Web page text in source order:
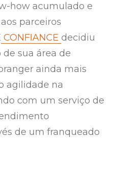
how acumulado e
parceiros
CONFIANCEdecidiu
sua área de
ainda mais
agilidade na
com um serviço de
de um franqueado